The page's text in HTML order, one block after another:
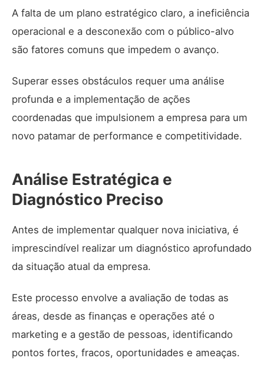
A falta de um plano estratégico claro, a ineficiência
operacional e a desconexão com o público-alvo
são fatores comuns que impedem o avanço.
Superar esses obstáculos requer uma análise
profunda e a implementação de ações
coordenadas que impulsionem a empresa para um
novo patamar de performance e competitividade.
Análise Estratégica e
Diagnóstico Preciso
Antes de implementar qualquer nova iniciativa, é
imprescindível realizar um diagnóstico aprofundado
da situação atual da empresa.
Este processo envolve a avaliação de todas as
áreas, desde as finanças e operações até o
marketing e a gestão de pessoas, identificando
pontos fortes, fracos, oportunidades e ameaças.